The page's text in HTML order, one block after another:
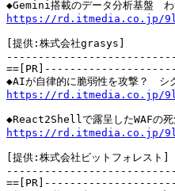
https://rd.itmedia.co.jp/
[提供:株式会社grasys]
https://rd.itmedia.co.jp/
https://rd.itmedia.co.jp/
[提供:株式会社ビットフォレスト]